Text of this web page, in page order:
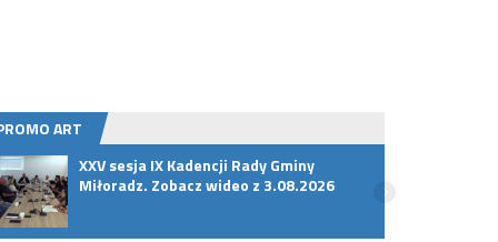
ART
XXV sesja IX Kadencji Rady Gminy
Miłoradz. Zobacz wideo z 3.08.2026